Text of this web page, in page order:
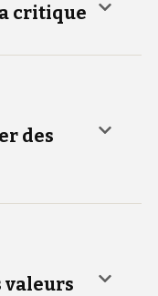
critique
des
valeurs